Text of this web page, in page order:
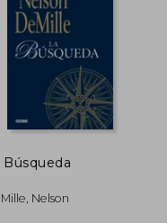
Búsqueda
Nelson